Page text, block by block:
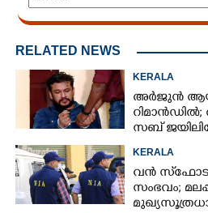
RELATED NEWS
KERALA
അർജുൻ
സബ്
KERALA
വൻ സ്‌ഫോടക
സംഭവം;